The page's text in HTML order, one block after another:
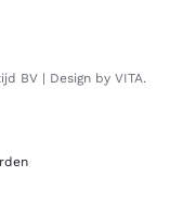
BV | Design by VITA.